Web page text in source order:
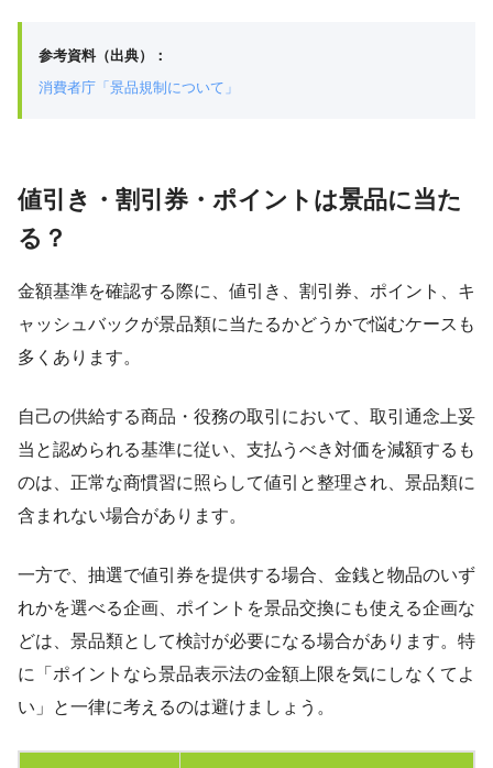
参考資料（出典）：
消費者庁「景品規制について」
値引き・割引券・ポイントは景品に当た
る？
金額基準を確認する際に、値引き、割引券、ポイント、キ
ャッシュバックが景品類に当たるかどうかで悩むケースも
多くあります。
自己の供給する商品・役務の取引において、取引通念上妥
当と認められる基準に従い、支払うべき対価を減額するも
のは、正常な商慣習に照らして値引と整理され、景品類に
含まれない場合があります。
一方で、抽選で値引券を提供する場合、金銭と物品のいず
れかを選べる企画、ポイントを景品交換にも使える企画な
どは、景品類として検討が必要になる場合があります。特
に「ポイントなら景品表示法の金額上限を気にしなくてよ
い」と一律に考えるのは避けましょう。